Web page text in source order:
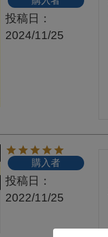
投稿日
2024/11/25
購入者
投稿日
2022/11/25